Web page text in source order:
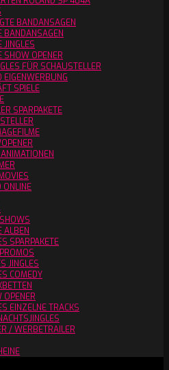
BANDANSAGEN
BANDANSAGEN
JINGLES
SHOW OPENER
FÜR SCHAUSTELLER
EIGENWERBUNG
SPIELE
SPARPAKETE
ONLINE
ALBEN
SPARPAKETE
JINGLES
COMEDY
OPENER
EINZELNE TRACKS
/ WERBETRAILER